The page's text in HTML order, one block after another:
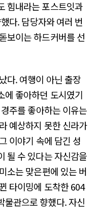
힘내라는 포스트잇과
다. 담당자와 여러 번
보이는 하드커버를 선
다. 여행이 아닌 출장
에 좋아하던 도시였기
주를 좋아하는 이유는
예상하지 못한 신라가
이야기 속에 담긴 성
될 수 있다는 자신감을
소는 맞은편에 있는 버
타이밍에 도착한 604
물관으로 향했다. 자신